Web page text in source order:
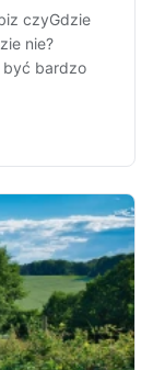
czyGdzie
nie?
być bardzo